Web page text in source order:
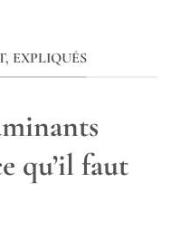
EXPLIQUÉS
qu’il faut